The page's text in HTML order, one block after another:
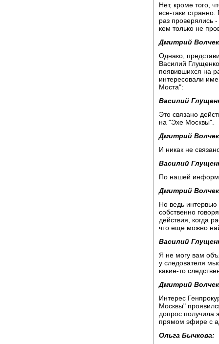
Нет, кроме того,
все-таки
раз проверялись
кем только не
Дмитрий
Однако,
Василий
появившихся на
интересовали
Моста":
Василий
Это связано
на "Эхе Москвы".
Дмитрий
И никак не
Василий
По нашей
Дмитрий
Но ведь
собственно
действия, когда
что еще можно
Василий
Я не могу вам
у следователя
какие-то
Дмитрий
Интерес
Москвы"
допрос получила
прямом эфире с
Ольга Бычкова: